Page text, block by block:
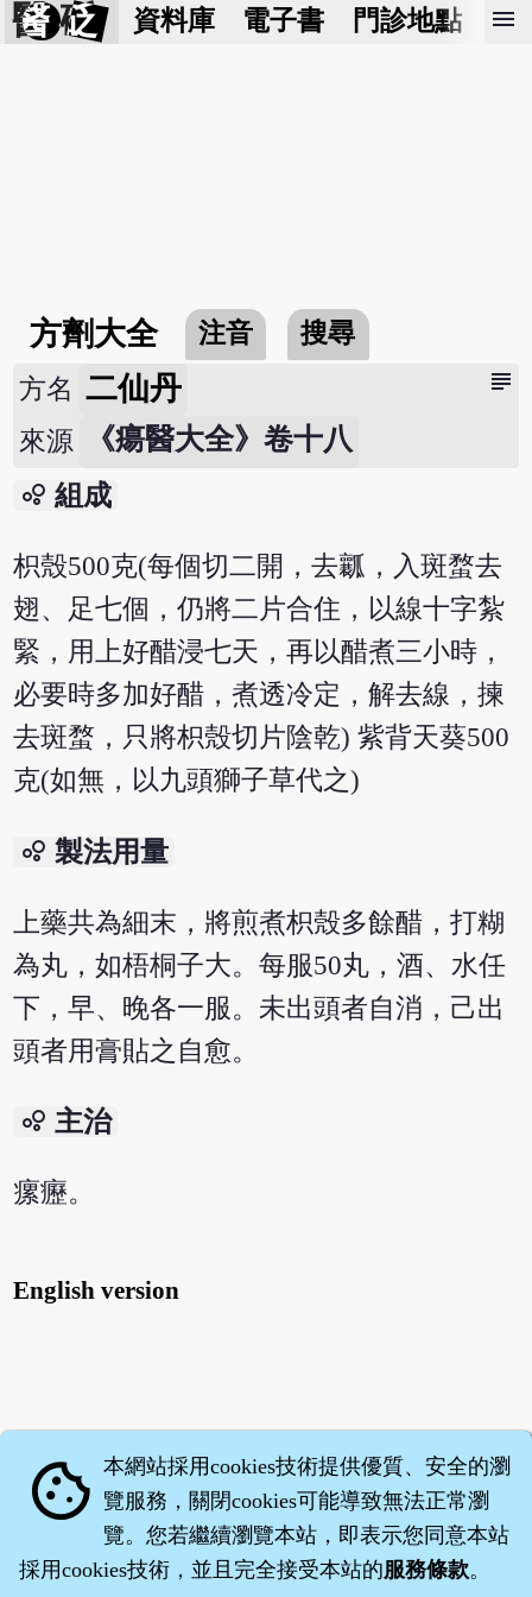
醫 砭 資料庫 電子書 門診地點 預
menu
方劑大全 注音 搜尋
subject
方名 二仙丹
來源 《瘍醫大全》卷十八
bubble_chart 組成
枳殼500克(每個切二開，去瓤，入斑蝥去
翅、足七個，仍將二片合住，以線十字紮
緊，用上好醋浸七天，再以醋煮三小時，
必要時多加好醋，煮透冷定，解去線，揀
去斑蝥，只將枳殼切片陰乾) 紫背天葵500
克(如無，以九頭獅子草代之)
bubble_chart 製法用量
上藥共為細末，將煎煮枳殼多餘醋，打糊
為丸，如梧桐子大。每服50丸，酒、水任
下，早、晚各一服。未出頭者自消，己出
頭者用膏貼之自愈。
bubble_chart 主治
瘰癧。
English version
cookie 本網站採用cookies技術提供優質、安全的瀏
覽服務，關閉cookies可能導致無法正常瀏
覽。您若繼續瀏覽本站，即表示您同意本站
採用cookies技術，並且完全接受本站的服務條款。